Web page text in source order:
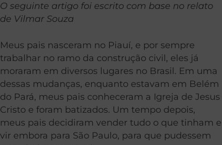
O seguinte artigo foi escrito com base no relato
de Vilmar Souza
Meus pais nasceram no Piauí, e por sempre
trabalhar no ramo da construção civil, eles já
moraram em diversos lugares no Brasil. Em uma
dessas mudanças, enquanto estavam em Belém
do Pará, meus pais conheceram a Igreja de Jesus
Cristo e foram batizados. Um tempo depois,
meus pais decidiram vender tudo o que tinham e
vir embora para São Paulo, para que pudessem